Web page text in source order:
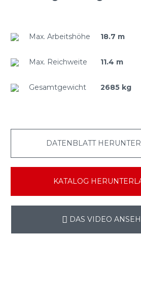
Max. Arbeitshöhe 18.7 m
Max. Reichweite 11.4 m
Gesamtgewicht 2685 kg
DATENBLATT
KATALOG
DAS VIDEO